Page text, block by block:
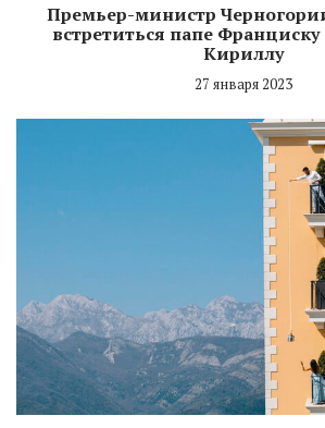
Премьер-министр
встретиться папе
Кириллу
27 января 2023